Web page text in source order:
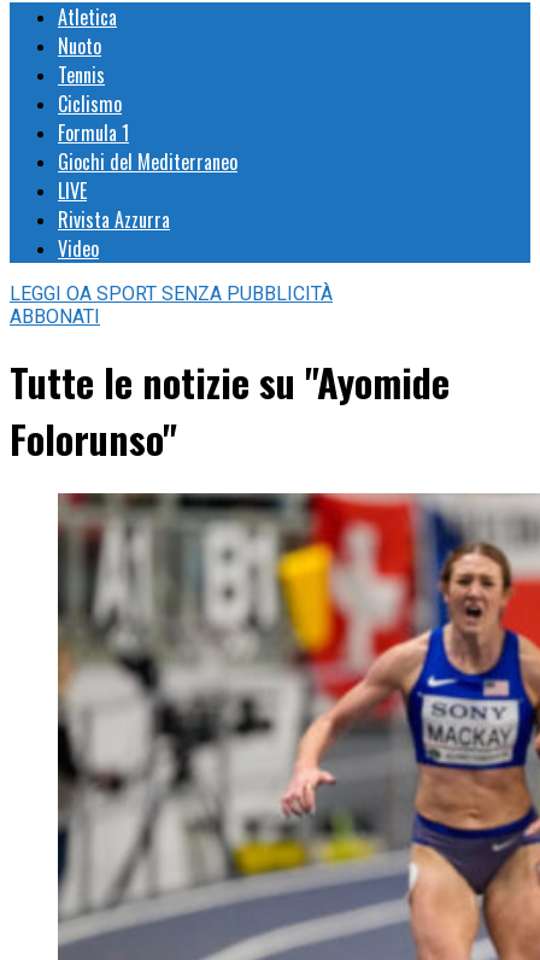
Atletica
Nuoto
Tennis
Ciclismo
Formula 1
Giochi del Mediterraneo
LIVE
Rivista Azzurra
Video
LEGGI OA SPORT SENZA PUBBLICITÀ
ABBONATI
Tutte le notizie su "Ayomide
Folorunso"